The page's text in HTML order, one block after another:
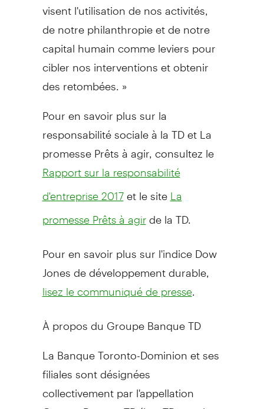
visent l'utilisation de nos activités,
de notre philanthropie et de notre
capital humain comme leviers pour
cibler nos interventions et obtenir
des retombées. »
Pour en savoir plus sur la
responsabilité sociale à la TD et La
promesse Prêts à agir, consultez le
Rapport sur la responsabilité
d'entreprise 2017et le site La
promesse Prêts à agirde la TD.
Pour en savoir plus sur l'indice Dow
Jones de développement durable,
lisez le communiqué de presse.
À propos du Groupe Banque TD
La Banque Toronto-Dominion et ses
filiales sont désignées
collectivement par l'appellation